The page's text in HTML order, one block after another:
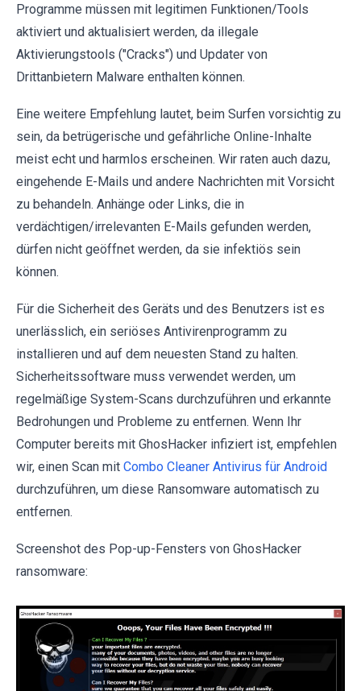
Programme müssen mit legitimen Funktionen/Tools
aktiviert und aktualisiert werden, da illegale
Aktivierungstools ("Cracks") und Updater von
Drittanbietern Malware enthalten können.
Eine weitere Empfehlung lautet, beim Surfen vorsichtig zu
sein, da betrügerische und gefährliche Online-Inhalte
meist echt und harmlos erscheinen. Wir raten auch dazu,
eingehende E-Mails und andere Nachrichten mit Vorsicht
zu behandeln. Anhänge oder Links, die in
verdächtigen/irrelevanten E-Mails gefunden werden,
dürfen nicht geöffnet werden, da sie infektiös sein
können.
Für die Sicherheit des Geräts und des Benutzers ist es
unerlässlich, ein seriöses Antivirenprogramm zu
installieren und auf dem neuesten Stand zu halten.
Sicherheitssoftware muss verwendet werden, um
regelmäßige System-Scans durchzuführen und erkannte
Bedrohungen und Probleme zu entfernen. Wenn Ihr
Computer bereits mit GhosHacker infiziert ist, empfehlen
wir, einen Scan mit Combo Cleaner Antivirus für Android
durchzuführen, um diese Ransomware automatisch zu
entfernen.
Screenshot des Pop-up-Fensters von GhosHacker
ransomware: